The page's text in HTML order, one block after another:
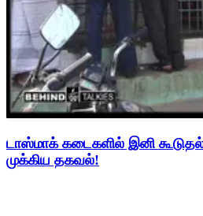
டாஸ்மாக் கடைகளில் இனி
முக்கிய தகவல்!